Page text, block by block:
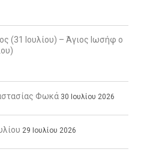
(31 Ιουλίου) – Άγιος Ιωσήφ ο
Φωκά 30 Ιουλίου 2026
29 Ιουλίου 2026